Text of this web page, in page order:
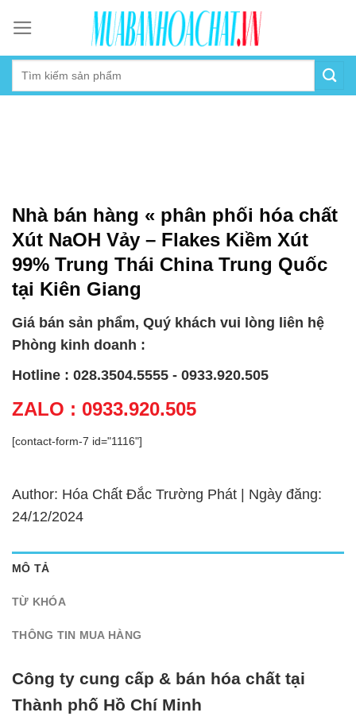
content
Nhà bán hàng « phân phối hóa chất
Xút NaOH Vảy – Flakes Kiềm Xút
99% Trung Thái China Trung Quốc
tại Kiên Giang
Giá bán sản phẩm, Quý khách vui lòng liên hệ
Phòng kinh doanh :
Hotline : 028.3504.5555 - 0933.920.505
ZALO : 0933.920.505
[contact-form-7 id="1116"]
Author: Hóa Chất Đắc Trường Phát | Ngày đăng:
24/12/2024
MÔ TẢ
TỪ KHÓA
THÔNG TIN MUA HÀNG
Công ty cung cấp & bán hóa chất tại
Thành phố Hồ Chí Minh